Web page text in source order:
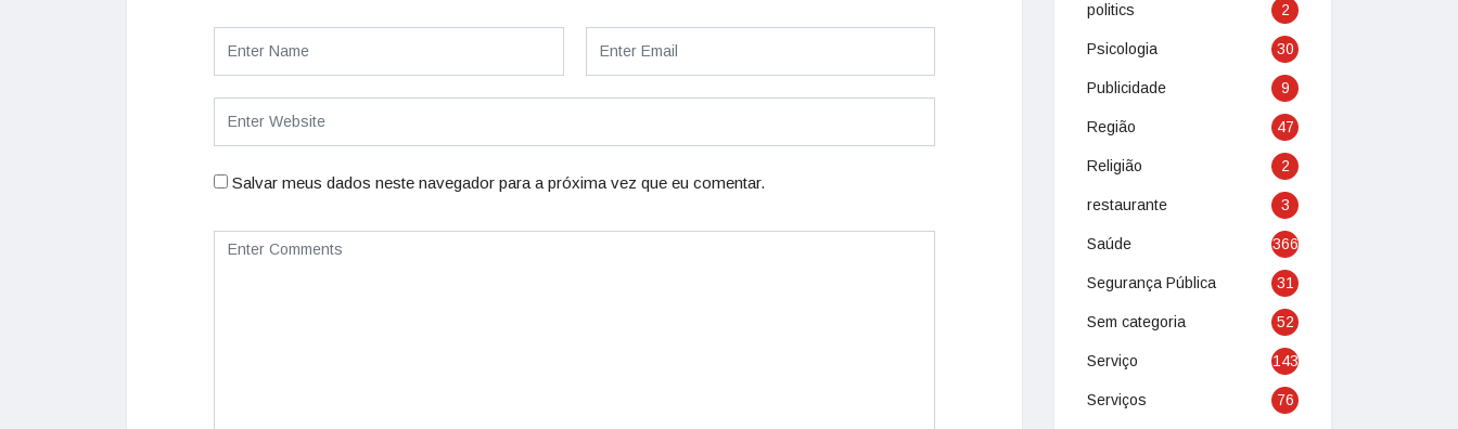
Salvar meus dados neste navegador para a próxima vez que eu comentar.
politics 2
Psicologia 30
Publicidade 9
Região 47
Religião 2
restaurante 3
Saúde 366
Segurança Pública 31
Sem categoria 52
Serviço 143
Serviços 76